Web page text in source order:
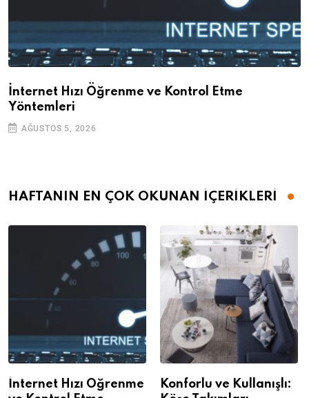
İnternet Hızı Öğrenme ve Kontrol Etme
Yöntemleri
AĞUSTOS 5, 2026
HAFTANIN EN ÇOK OKUNAN İÇERİKLERİ
İnternet Hızı Öğrenme
Konforlu ve Kullanışlı: